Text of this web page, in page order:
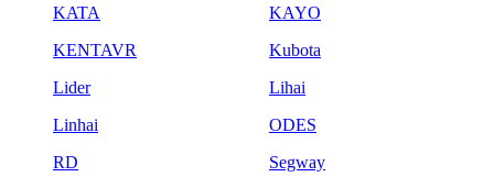
KATA
KAYO
KENTAVR
Kubota
Lider
Lihai
Linhai
ODES
RD
Segway